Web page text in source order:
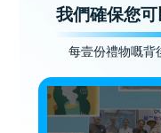
我們確保您
每壹份禮物嘅背